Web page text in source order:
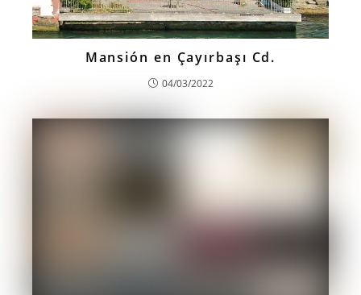
Mansión en Çayırbaşı Cd.
04/03/2022